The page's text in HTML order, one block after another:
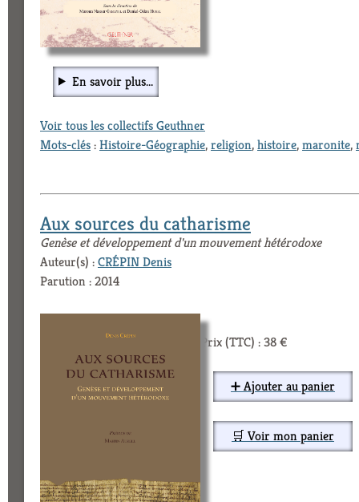
En savoir plus...
Voir tous les collectifs Geuthner
Mots-clés:Histoire-Géographie,religion,histoire,maronite,
Aux sources du catharisme
Genèse et développement d'un mouvement hétérodoxe
Auteur(s) :CRÉPIN Denis
Parution : 2014
Prix (TTC) : 38 €
➕ Ajouter au panier
🛒 Voir mon panier